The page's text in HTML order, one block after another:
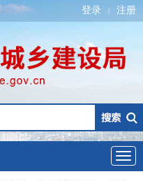
登录 | 注册